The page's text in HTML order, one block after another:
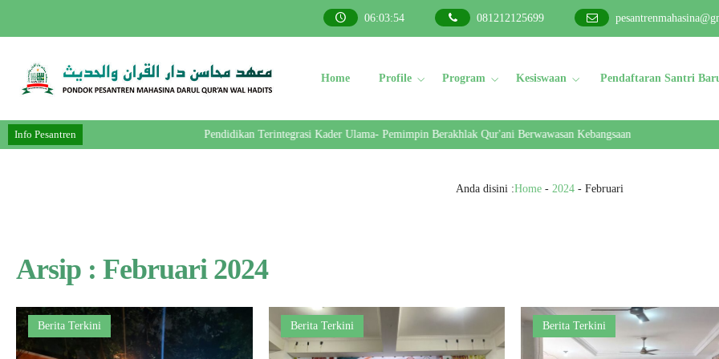
06:03:55 081212125699
Home Profile Program Kesiswaan Pendaftaran Santri
Info Pesantren Pendidikan Terintegrasi Kader Ulama- Pemimpin Berakhlak Qur'ani Berwawasan Kebangsaan
Anda disini :Home- 2024- Februari
Arsip : Februari 2024
Berita Terkini Berita Terkini Berita Terkini